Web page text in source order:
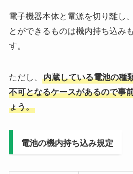
電子機器本体と電源を切り離し
とができるものは機内持ち込み
す。
ただし、
内蔵している電池の種
不可となるケースがあるので事
ょう。
電池の機内持ち込み規定